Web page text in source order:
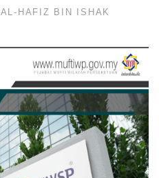
AL-HAFIZ BIN ISHAK